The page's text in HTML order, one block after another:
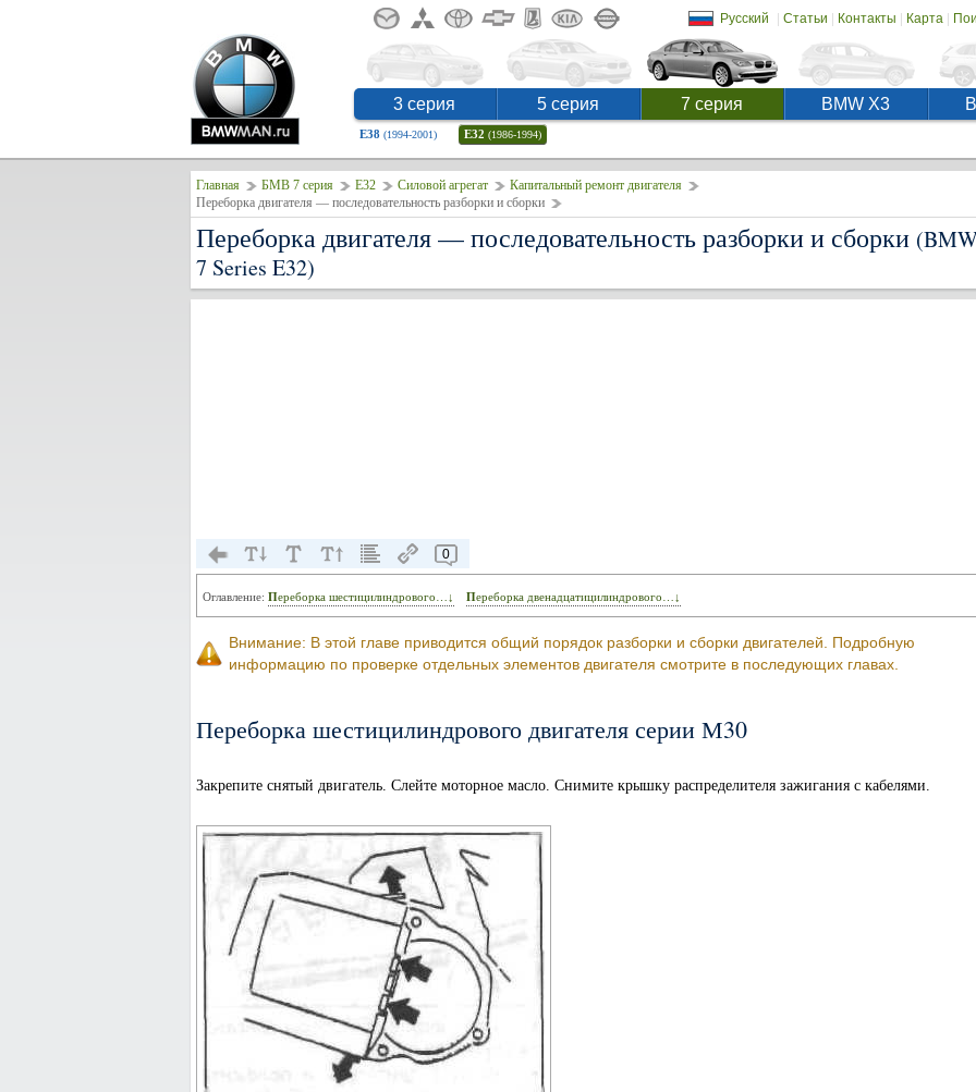
Русский | Статьи | Контакты | Карта|
3 серия 5 серия 7 серия BMW X3
E38 (1994-2001) E32 (1986-1994)
Главная БМВ 7 серия E32 Силовой агрегат
Капитальный ремонт двигателя
Переборка двигателя — последовательность разборки и сборки
Переборка двигателя — последовательность разборки и сборки
7 Series E32)
0
Оглавление: Переборка шестицилиндрового…↓ Переборка двенадцатицилиндрового…↓
Внимание: В этой главе приводится общий порядок разборки и сборки двигателей. Подробную
информацию по проверке отдельных элементов двигателя смотрите в последующих главах.
Переборка шестицилиндрового двигателя серии М30
Закрепите снятый двигатель. Слейте моторное масло. Снимите крышку распределителя зажигания с кабелями.